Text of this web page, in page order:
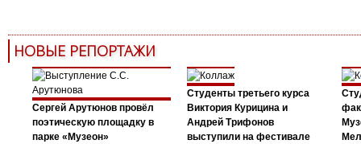
НОВЫЕ РЕПОРТАЖИ
Сергей Арутюнов провёл
поэтическую площадку в
парке «Музеон»
Студенты третьего курса
Виктория Курицина и
Андрей Трифонов
выступили на фестивале